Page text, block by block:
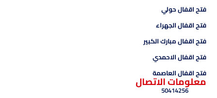
فتح اقفال حولي
فتح اقفال الجهراء
فتح اقفال مبارك الكبير
فتح اقفال الاحمدي
فتح اقفال العاصمة
معلومات الاتصال
50414256